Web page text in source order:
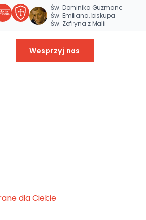
Św. Dominika Guzmana
Św. Emiliana, biskupa
Św. Zefiryna z Malii
Wesprzyj nas
dla Ciebie